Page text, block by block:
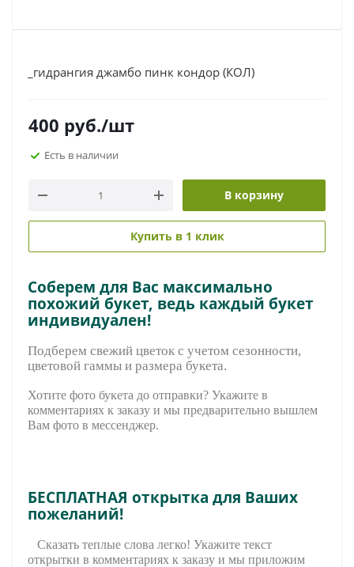
_гидрангия джамбо пинк кондор (КОЛ)
400 руб./шт
Есть в наличии
В корзину
Купить в 1 клик
Соберем для Вас максимально
похожий букет, ведь каждый букет
индивидуален!
Подберем свежий цветок с учетом сезонности,
цветовой гаммы и размера букета.
Хотите фото букета до отправки? Укажите в
комментариях к заказу и мы предварительно вышлем
Вам фото в мессенджер.
БЕСПЛАТНАЯ открытка для Ваших
пожеланий!
Сказать теплые слова легко! Укажите текст
открытки в комментариях к заказу и мы приложим